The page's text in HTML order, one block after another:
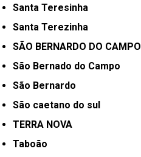
Santa Teresinha
Santa Terezinha
SÃO BERNARDO DO CAMPO
São Bernado do Campo
São Bernardo
São caetano do sul
TERRA NOVA
Taboão